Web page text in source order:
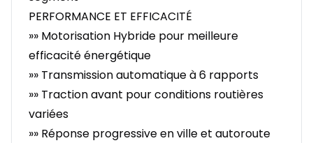
PERFORMANCE ET EFFICACITÉ
»» Motorisation Hybride pour meilleure
efficacité énergétique
»» Transmission automatique à 6 rapports
»» Traction avant pour conditions routières
variées
»» Réponse progressive en ville et autoroute